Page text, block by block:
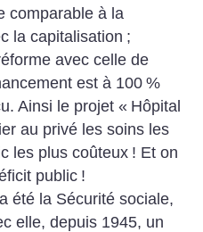
comparable à la
la capitalisation ;
avec celle de
est à 100 %
Ainsi le projet « Hôpital
au privé les soins les
les plus coûteux ! Et on
public !
été la Sécurité sociale,
elle, depuis 1945, un